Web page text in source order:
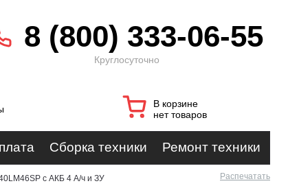
8 (800) 333-06-55
Круглосуточно
В корзине
нет товаров
Сборка техники Ремонт техники
с АКБ 4 А/ч и ЗУ Распечатать